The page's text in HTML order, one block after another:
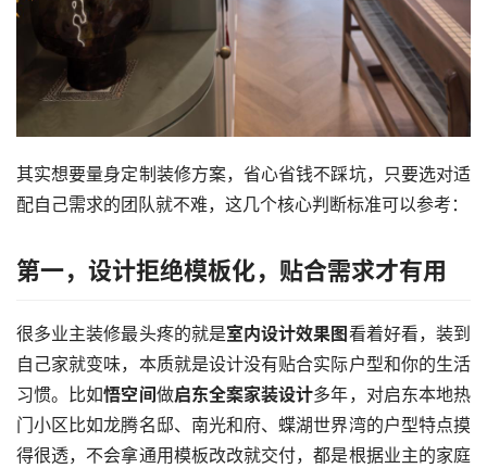
其实想要量身定制装修方案，省心省钱不踩坑，只要选对适
配自己需求的团队就不难，这几个核心判断标准可以参考：
第一，设计拒绝模板化，贴合需求才有用
很多业主装修最头疼的就是室内设计效果图 看着好看，装到
自己家就变味，本质就是设计没有贴合实际户型和你的生活
习惯。比如悟空间做启东全案家装设计多年，对启东本地热
门小区比如龙腾名邸、南光和府、蝶湖世界湾的户型特点摸
得很透，不会拿通用模板改改就交付，都是根据业主的家庭